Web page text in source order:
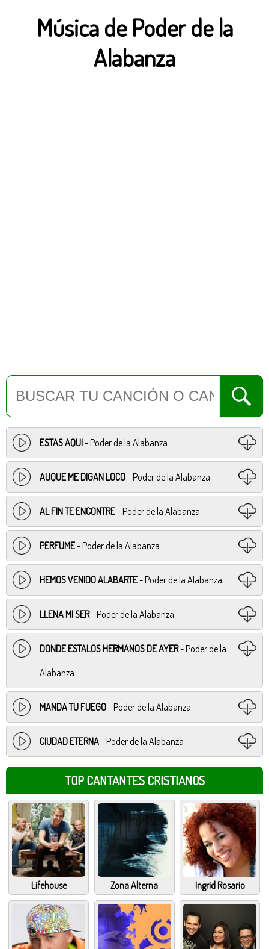
Música de Poder de la
Alabanza
ESTAS AQUI- Poder de la Alabanza
AUQUE ME DIGAN LOCO- Poder de la Alabanza
AL FIN TE ENCONTRE- Poder de la Alabanza
PERFUME- Poder de la Alabanza
HEMOS VENIDO ALABARTE- Poder de la Alabanza
LLENA MI SER- Poder de la Alabanza
DONDE ESTALOS HERMANOS DE AYER- Poder de la
Alabanza
MANDA TU FUEGO- Poder de la Alabanza
CIUDAD ETERNA- Poder de la Alabanza
TOP CANTANTES CRISTIANOS
Lifehouse Zona Alterna Ingrid Rosario